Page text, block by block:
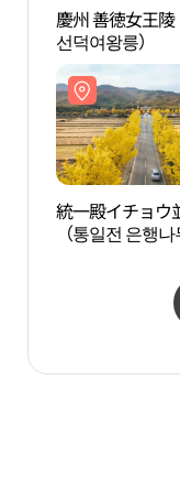
慶州 善徳女王
선덕여왕릉）
統一殿イチョウ
（통일전 은행나